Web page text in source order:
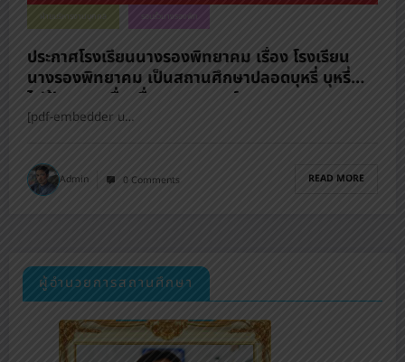
ฝ่ายบริหารงานบุคคล รอบรั้วนางรองพิท
ประกาศโรงเรียนนางรองพิทยาคม เรื่อง โรงเรียน
นางรองพิทยาคม เป็นสถานศึกษาปลอดบุหรี่ บุหรี่
ไฟฟ้า และเครื่องดื่มแอลกอฮอล์
[pdf-embedder u…
Admin 0 Comments READ MORE
ผู้อำนวยการสถานศึกษา